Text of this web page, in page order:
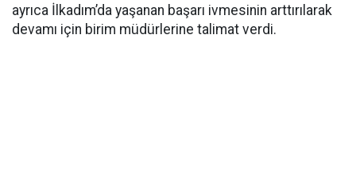
ayrıca İlkadım’da yaşanan başarı ivmesinin arttırılarak
devamı için birim müdürlerine talimat verdi.